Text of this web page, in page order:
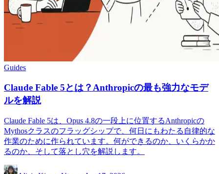
Guides
Claude Fable 5とは？Anthropicの最も強力なモデ
ルを解説
Claude Fable 5は、Opus 4.8の一段上に位置するAnthropicの
Mythosクラスのフラッグシップで、何日にもわたる自律的な
作業のために作られています。何ができるのか、いくらかか
るのか、そして落とし穴を解説します。